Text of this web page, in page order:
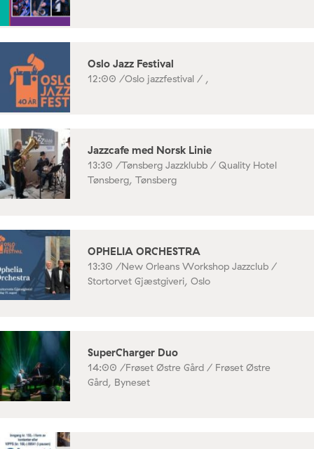
Oslo Jazz Festival
12:00 /Oslo jazzfestival / ,
Jazzcafe med Norsk Linie
13:30 /Tønsberg Jazzklubb / Quality Hotel
Tønsberg, Tønsberg
OPHELIA ORCHESTRA
13:30 /New Orleans Workshop Jazzclub /
Stortorvet Gjæstgiveri, Oslo
SuperCharger Duo
14:00 /Frøset Østre Gård / Frøset Østre
Gård, Byneset